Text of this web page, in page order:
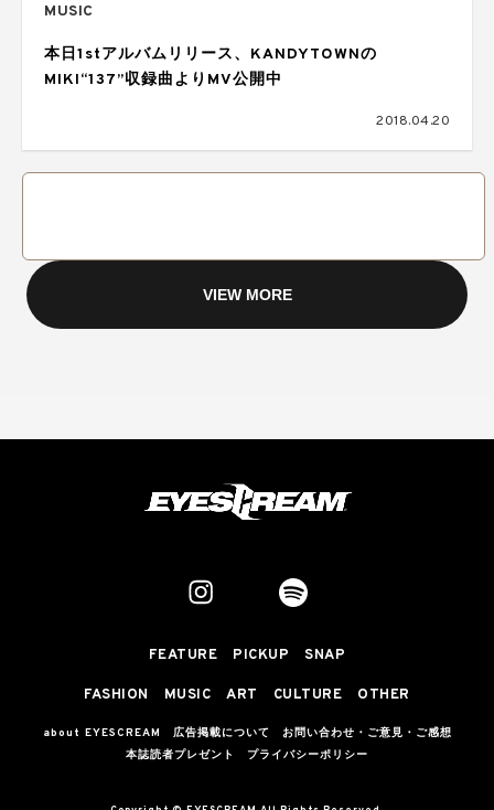
MUSIC
本日1stアルバムリリース、KANDYTOWNの
MIKI“137”収録曲よりMV公開中
2018.04.20
VIEW MORE
FEATURE PICKUP SNAP
FASHION MUSIC ART CULTURE OTHER
about EYESCREAM 広告掲載について
お問い合わせ・ご意見・ご感想
本誌読者プレゼント
プライバシーポリシー